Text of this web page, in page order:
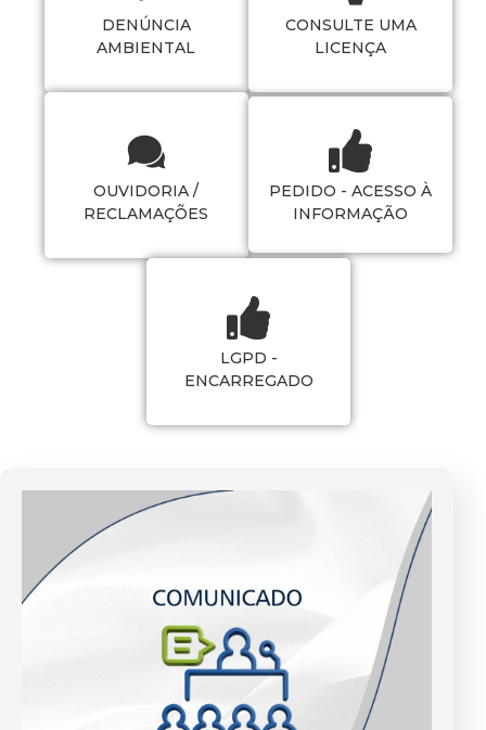
DENÚNCIA
AMBIENTAL
CONSULTE UMA
LICENÇA
OUVIDORIA /
RECLAMAÇÕES
PEDIDO - ACESSO À
INFORMAÇÃO
LGPD -
ENCARREGADO